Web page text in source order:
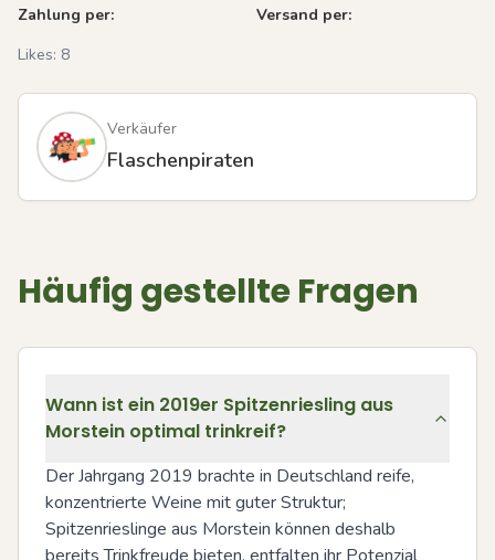
Zahlung per:
Versand per:
Likes: 8
Verkäufer
Flaschenpiraten
Häufig gestellte Fragen
Wann ist ein 2019er Spitzenriesling aus
Morstein optimal trinkreif?
Der Jahrgang 2019 brachte in Deutschland reife,
konzentrierte Weine mit guter Struktur;
Spitzenrieslinge aus Morstein können deshalb